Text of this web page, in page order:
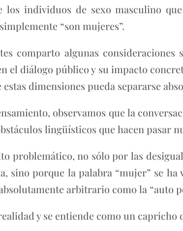
los individuos de sexo masculino
“son mujeres”.
comparto algunas
el diálogo público y su impacto
dimensiones pueda separarse
observamos que la
lingüísticos que hacen pasar
problemático, no sólo por las
sino porque la palabra “mujer” se
arbitrario como la “auto
y se entiende como un capricho